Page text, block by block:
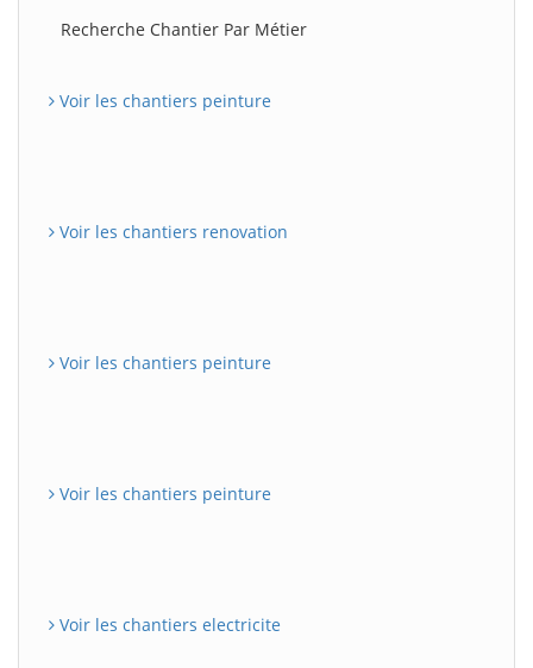
Recherche Chantier Par Métier
Voir les chantiers peinture
Voir les chantiers renovation
Voir les chantiers peinture
Voir les chantiers peinture
Voir les chantiers electricite